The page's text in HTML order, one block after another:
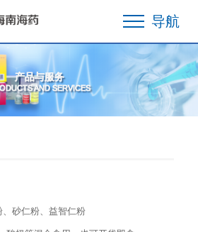
导航
产品与服务
AND SERVICES
砂仁粉、益智仁粉